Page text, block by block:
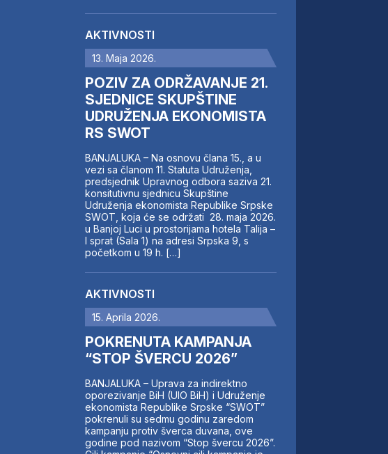
AKTIVNOSTI
13. Maja 2026.
POZIV ZA ODRŽAVANJE 21.
SJEDNICE SKUPŠTINE
UDRUŽENJA EKONOMISTA
RS SWOT
BANJALUKA – Na osnovu člana 15., a u
vezi sa članom 11. Statuta Udruženja,
predsjednik Upravnog odbora saziva 21.
konsitutivnu sjednicu Skupštine
Udruženja ekonomista Republike Srpske
SWOT, koja će se održati 28. maja 2026.
u Banjoj Luci u prostorijama hotela Talija –
I sprat (Sala 1) na adresi Srpska 9, s
početkom u 19 h. […]
AKTIVNOSTI
15. Aprila 2026.
POKRENUTA KAMPANJA
“STOP ŠVERCU 2026”
BANJALUKA – Uprava za indirektno
oporezivanje BiH (UIO BiH) i Udruženje
ekonomista Republike Srpske “SWOT”
pokrenuli su sedmu godinu zaredom
kampanju protiv šverca duvana, ove
godine pod nazivom “Stop švercu 2026”.